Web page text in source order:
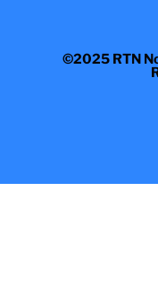
©2025 RTN